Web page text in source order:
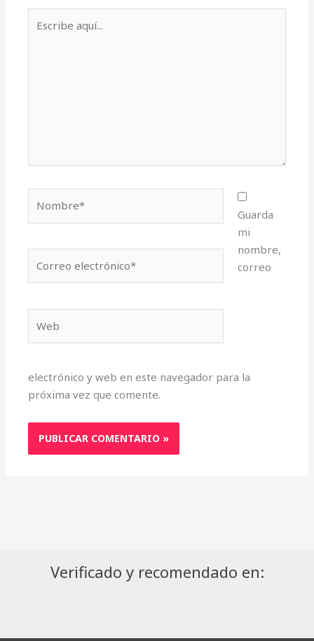
aquí...
electrónico*
Guarda
mi
nombre,
correo
electrónico y web en este navegador para la
próxima vez que comente.
Verificado y recomendado en: